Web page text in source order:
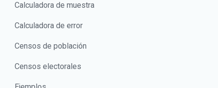
Calculadora de muestra
Calculadora de error
Censos de población
Censos electorales